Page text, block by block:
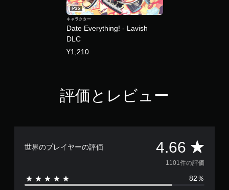
Date Everything! - Lavish
DLC
PS5
キャラクター
¥1,210
評価とレビュー
世界のプレイヤーの評価 4.66 評
価
数
1101件の評価
82％